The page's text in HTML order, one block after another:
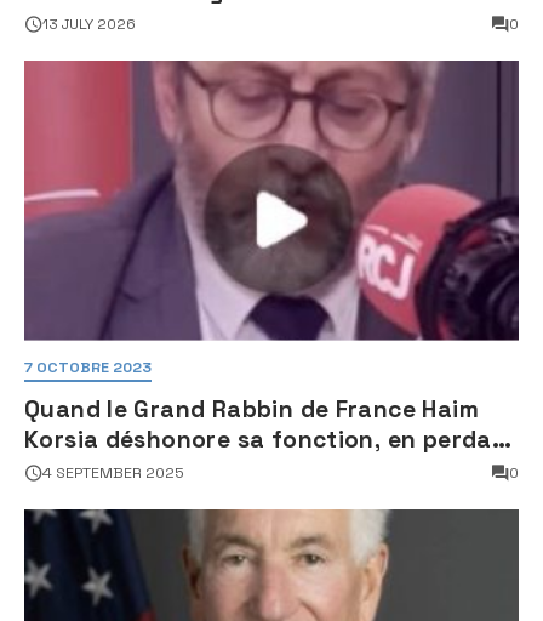
une activité jugée « inquiétante » sur
13 JULY 2026 0
7 OCTOBRE 2023
Quand le Grand Rabbin de France Haim
Korsia déshonore sa fonction, en perdant
son sang froid
4 SEPTEMBER 2025 0